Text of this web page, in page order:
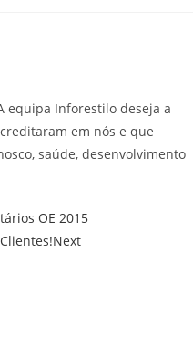
equipa Inforestilo deseja a
em nós e que
saúde, desenvolvimento
OE 2015
Next